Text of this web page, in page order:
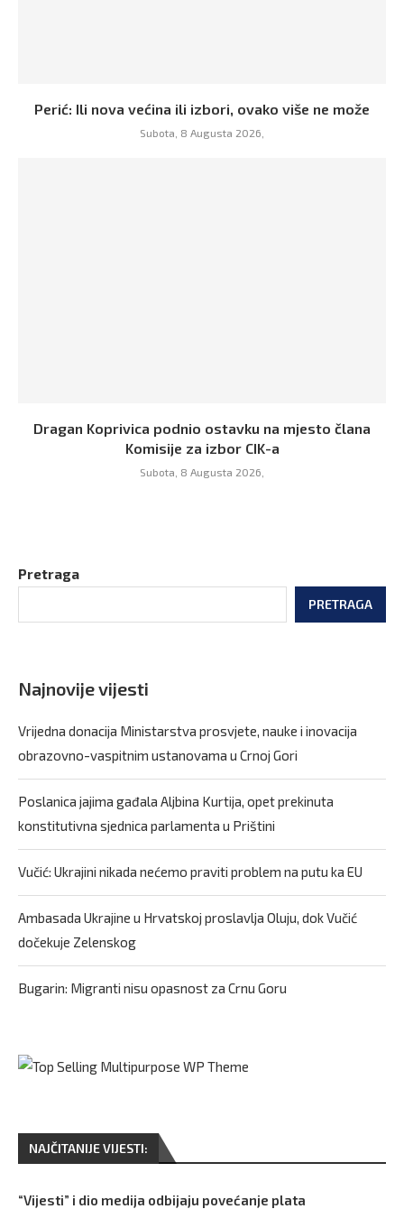
Perić: Ili nova većina ili izbori, ovako više ne može
Subota, 8 Augusta 2026,
Dragan Koprivica podnio ostavku na mjesto člana
Komisije za izbor CIK-a
Subota, 8 Augusta 2026,
Pretraga
PRETRAGA
Najnovije vijesti
Vrijedna donacija Ministarstva prosvjete, nauke i inovacija
obrazovno-vaspitnim ustanovama u Crnoj Gori
Poslanica jajima gađala Aljbina Kurtija, opet prekinuta
konstitutivna sjednica parlamenta u Prištini
Vučić: Ukrajini nikada nećemo praviti problem na putu ka EU
Ambasada Ukrajine u Hrvatskoj proslavlja Oluju, dok Vučić
dočekuje Zelenskog
Bugarin: Migranti nisu opasnost za Crnu Goru
NAJČITANIJE VIJESTI:
“Vijesti” i dio medija odbijaju povećanje plata